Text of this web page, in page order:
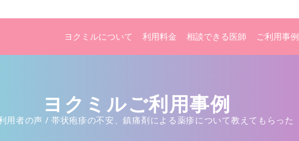
ヨクミルについて 利用料金 相談できる医師 ご利用事例
ヨクミルご利用事例
用者の声 帯状疱疹の不安、鎮痛剤による薬疹について教えてもらった